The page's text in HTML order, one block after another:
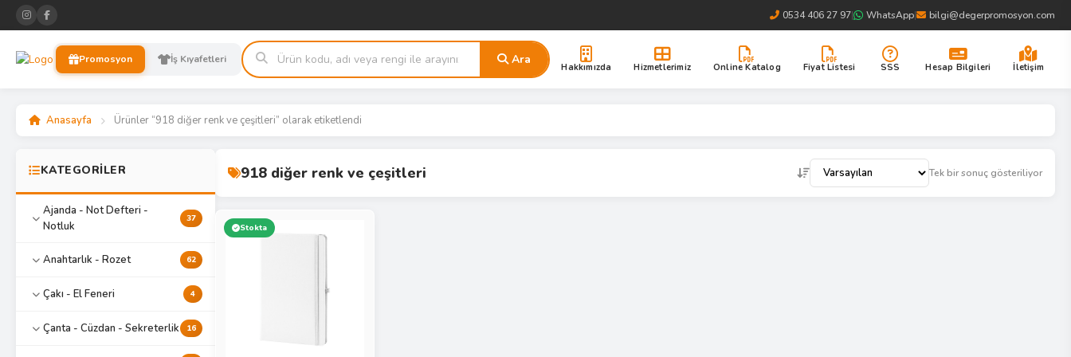
0534 406 27 97| WhatsApp| bilgi@degerpromosyon.com
Promosyon İş Kıyafetleri Ara
Hakkımızda Hizmetlerimiz Online Katalog Fiyat Listesi SSS Hesap Bilgileri İletişim
Anasayfa Ürünler “918 diğer renk ve çeşitleri” olarak etiketlendi
KATEGORİLER
Ajanda - Not Defteri -
Notluk
37
Anahtarlık - Rozet 62
Çakı - El Feneri 4
Çanta - Cüzdan - Sekreterlik 16
918 diğer renk ve çeşitleri Tek bir sonuç gösteriliyor
Stokta